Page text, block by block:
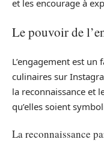
et les encourage à
Le pouvoir de
L’engagement est un
culinaires sur
la reconnaissance et
qu’elles soient
La reconnaissance